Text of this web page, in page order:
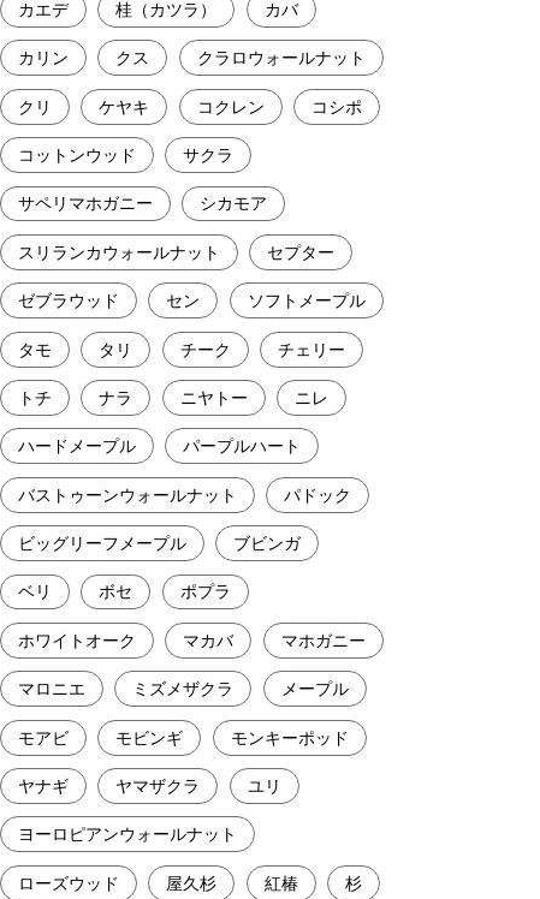
カエデ 桂（カツラ） カバ
カリン クス クラロウォールナット
クリ ケヤキ コクレン コシポ
コットンウッド サクラ
サペリマホガニー シカモア
スリランカウォールナット セプター
ゼブラウッド セン ソフトメープル
タモ タリ チーク チェリー
トチ ナラ ニヤトー ニレ
ハードメープル パープルハート
バストゥーンウォールナット パドック
ビッグリーフメープル ブビンガ
ベリ ボセ ポプラ
ホワイトオーク マカバ マホガニー
マロニエ ミズメザクラ メープル
モアビ モビンギ モンキーポッド
ヤナギ ヤマザクラ ユリ
ヨーロピアンウォールナット
ローズウッド 屋久杉 紅椿 杉